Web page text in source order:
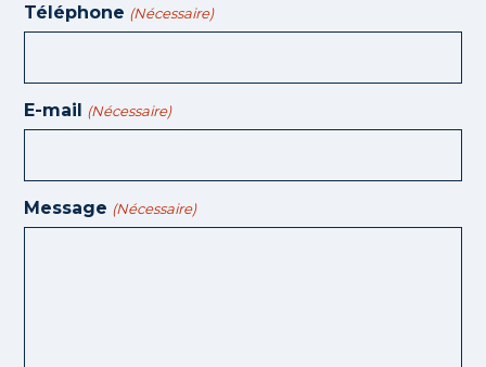
Téléphone (Nécessaire)
E-mail (Nécessaire)
Message (Nécessaire)